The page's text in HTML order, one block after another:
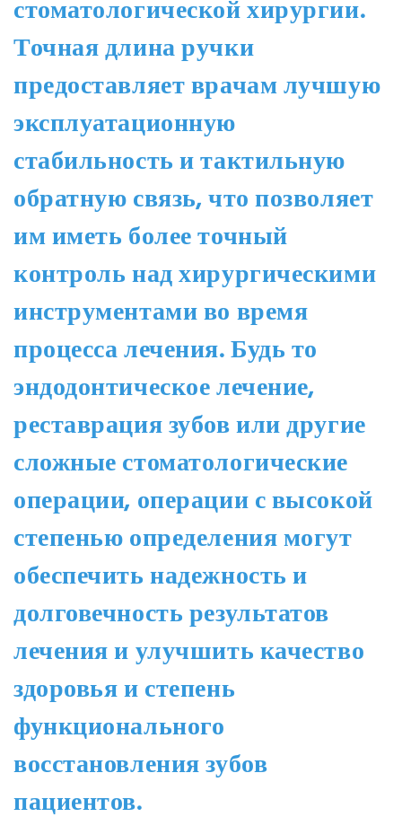
стоматологической хирургии.
Точная длина ручки
предоставляет врачам лучшую
эксплуатационную
стабильность и тактильную
обратную связь, что позволяет
им иметь более точный
контроль над хирургическими
инструментами во время
процесса лечения. Будь то
эндодонтическое лечение,
реставрация зубов или другие
сложные стоматологические
операции, операции с высокой
степенью определения могут
обеспечить надежность и
долговечность результатов
лечения и улучшить качество
здоровья и степень
функционального
восстановления зубов
пациентов.